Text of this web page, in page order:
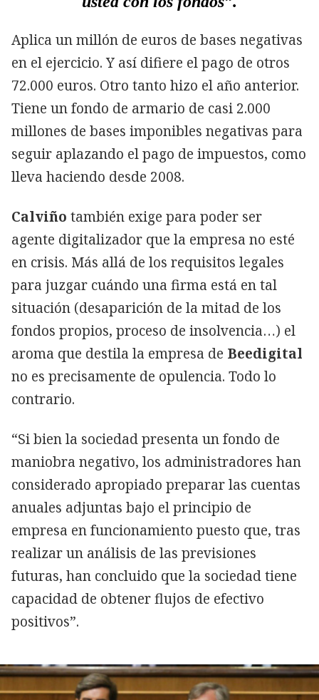
Aplica un millón de euros de bases negativas
en el ejercicio. Y así difiere el pago de otros
72.000 euros. Otro tanto hizo el año anterior.
Tiene un fondo de armario de casi 2.000
millones de bases imponibles negativas para
seguir aplazando el pago de impuestos, como
lleva haciendo desde 2008.
Calviño también exige para poder ser
agente digitalizador que la empresa no esté
en crisis. Más allá de los requisitos legales
para juzgar cuándo una firma está en tal
situación (desaparición de la mitad de los
fondos propios, proceso de insolvencia…) el
aroma que destila la empresa de Beedigital
no es precisamente de opulencia. Todo lo
contrario.
“Si bien la sociedad presenta un fondo de
maniobra negativo, los administradores han
considerado apropiado preparar las cuentas
anuales adjuntas bajo el principio de
empresa en funcionamiento puesto que, tras
realizar un análisis de las previsiones
futuras, han concluido que la sociedad tiene
capacidad de obtener flujos de efectivo
positivos”.